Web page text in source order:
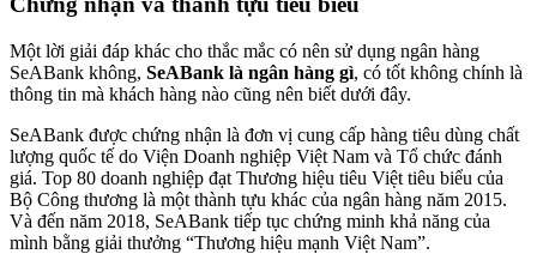
Một lời giải đáp khác cho thắc mắc có nên sử dụng ngân hàng
SeABank không, SeABank là ngân hàng gì, có tốt không chính là
thông tin mà khách hàng nào cũng nên biết dưới đây.
SeABank được chứng nhận là đơn vị cung cấp hàng tiêu dùng chất
lượng quốc tế do Viện Doanh nghiệp Việt Nam và Tổ chức đánh
giá. Top 80 doanh nghiệp đạt Thương hiệu tiêu Việt tiêu biểu của
Bộ Công thương là một thành tựu khác của ngân hàng năm 2015.
Và đến năm 2018, SeABank tiếp tục chứng minh khả năng của
mình bằng giải thưởng “Thương hiệu mạnh Việt Nam”.